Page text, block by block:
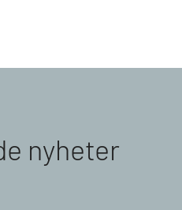
nyheter